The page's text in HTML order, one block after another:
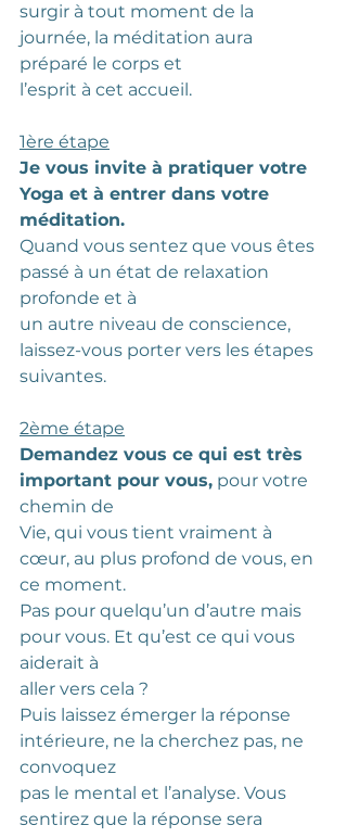
surgir à tout moment de la
journée, la méditation aura
préparé le corps et
l’esprit à cet accueil.
1ère étape
Je vous invite à pratiquer votre
Yoga et à entrer dans votre
méditation.
Quand vous sentez que vous êtes
passé à un état de relaxation
profonde et à
un autre niveau de conscience,
laissez-vous porter vers les étapes
suivantes.
2ème étape
Demandez vous ce qui est très
important pour vous, pour votre
chemin de
Vie, qui vous tient vraiment à
cœur, au plus profond de vous, en
ce moment.
Pas pour quelqu’un d’autre mais
pour vous. Et qu’est ce qui vous
aiderait à
aller vers cela ?
Puis laissez émerger la réponse
intérieure, ne la cherchez pas, ne
convoquez
pas le mental et l’analyse. Vous
sentirez que la réponse sera